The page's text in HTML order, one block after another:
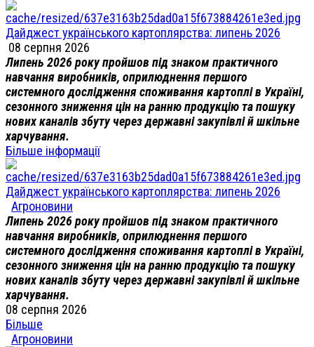
Дайджест українського картоплярства: липень 2026
08 серпня 2026
Липень 2026 року пройшов під знаком практичного
навчання виробників, оприлюднення першого
системного дослідження споживання картоплі в Україні,
сезонного зниження цін на ранню продукцію та пошуку
нових каналів збуту через державні закупівлі й шкільне
харчування.
Більше інформації
Дайджест українського картоплярства: липень 2026
Агроновини
Липень 2026 року пройшов під знаком практичного
навчання виробників, оприлюднення першого
системного дослідження споживання картоплі в Україні,
сезонного зниження цін на ранню продукцію та пошуку
нових каналів збуту через державні закупівлі й шкільне
харчування.
08 серпня 2026
Більше
Агроновини